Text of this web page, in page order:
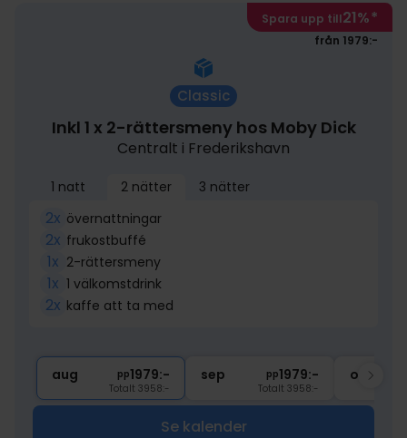
Spara upp till21%*
från 1979:-
Classic
Inkl 1 x 2-rättersmeny hos Moby Dick
Centralt i Frederikshavn
1 natt 2 nätter 3 nätter
2x övernattningar
2x frukostbuffé
1x 2-rättersmeny
1x 1 välkomstdrink
2x kaffe att ta med
aug pp1979:-
Totalt 3958:-
sep pp1979:-
Totalt 3958:-
okt
Se kalender